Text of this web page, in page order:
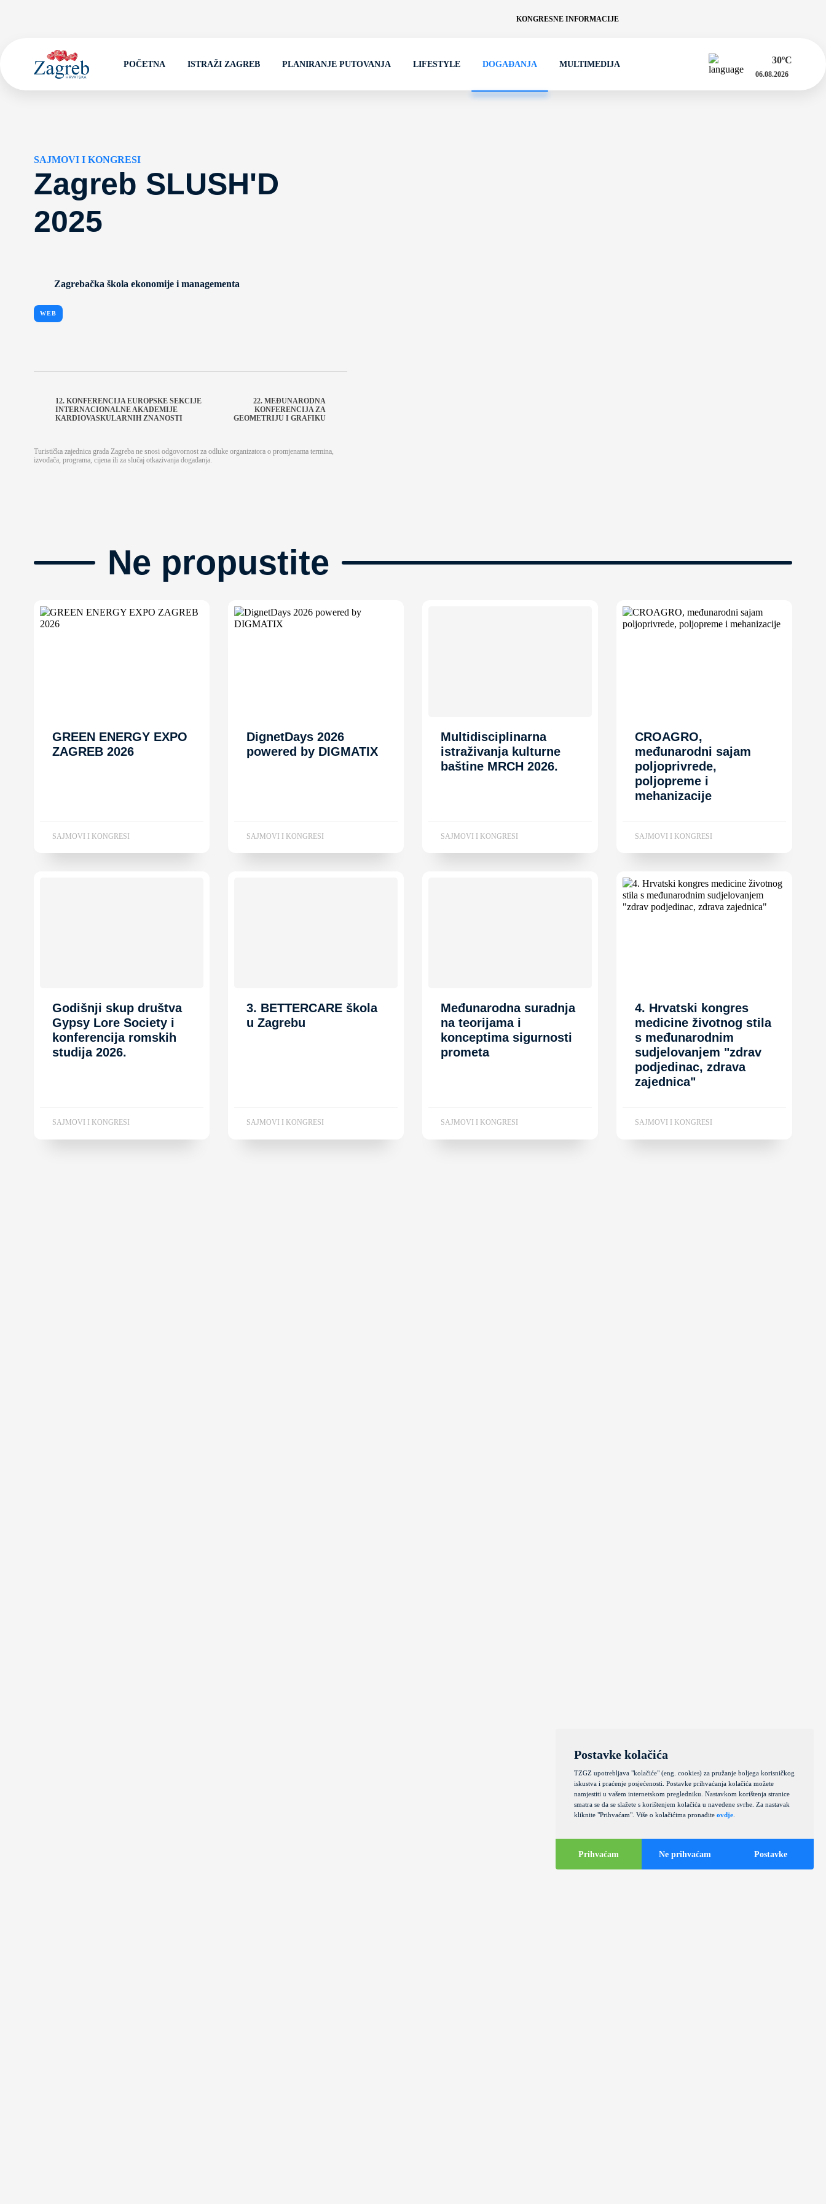
KONGRESNE INFORMACIJE
POČETNA ISTRAŽI ZAGREB PLANIRANJE PUTOVANJA LIFESTYLE DOGAĐANJA MULTIMEDIJA 30ºC
06.08.2026
SAJMOVI I KONGRESI
Zagreb SLUSH'D
2025
Zagrebačka škola ekonomije i managementa
WEB
12. KONFERENCIJA EUROPSKE SEKCIJE
INTERNACIONALNE AKADEMIJE
KARDIOVASKULARNIH ZNANOSTI
22. MEĐUNARODNA
KONFERENCIJA ZA
GEOMETRIJU I GRAFIKU
Turistička zajednica grada Zagreba ne snosi odgovornost za odluke organizatora o promjenama termina,
izvođača, programa, cijena ili za slučaj otkazivanja događanja.
Ne propustite
GREEN ENERGY EXPO
ZAGREB 2026
SAJMOVI I KONGRESI
DignetDays 2026
powered by DIGMATIX
SAJMOVI I KONGRESI
Multidisciplinarna
istraživanja kulturne
baštine MRCH 2026.
SAJMOVI I KONGRESI
CROAGRO,
međunarodni sajam
poljoprivrede,
poljopreme i
mehanizacije
SAJMOVI I KONGRESI
Godišnji skup društva
Gypsy Lore Society i
konferencija romskih
studija 2026.
SAJMOVI I KONGRESI
3. BETTERCARE škola
u Zagrebu
SAJMOVI I KONGRESI
Međunarodna suradnja
na teorijama i
konceptima sigurnosti
prometa
SAJMOVI I KONGRESI
4. Hrvatski kongres
medicine životnog stila
s međunarodnim
sudjelovanjem "zdrav
podjedinac, zdrava
zajednica"
SAJMOVI I KONGRESI
Postavke kolačića
TZGZ upotrebljava "kolačiće" (eng. cookies) za pružanje boljega korisničkog
iskustva i praćenje posjećenosti. Postavke prihvaćanja kolačića možete
namjestiti u vašem internetskom pregledniku. Nastavkom korištenja stranice
smatra se da se slažete s korištenjem kolačića u navedene svrhe. Za nastavak
kliknite "Prihvaćam". Više o kolačićima pronađite ovdje
Prihvaćam Ne prihvaćam Postavke